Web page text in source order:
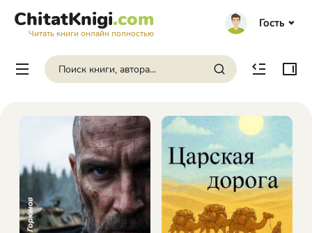
ChitatKnigi.com
Читать книги онлайн полностью
Гость